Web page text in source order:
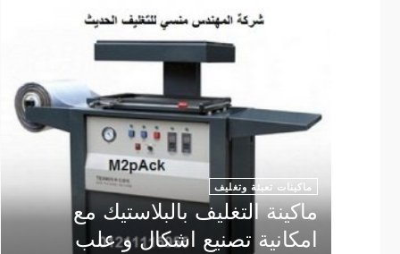
ماكينات تعبئة وتغليف
ماكينة التغليف بالبلاستيك مع
امكانية تصنيع اشكال و علب